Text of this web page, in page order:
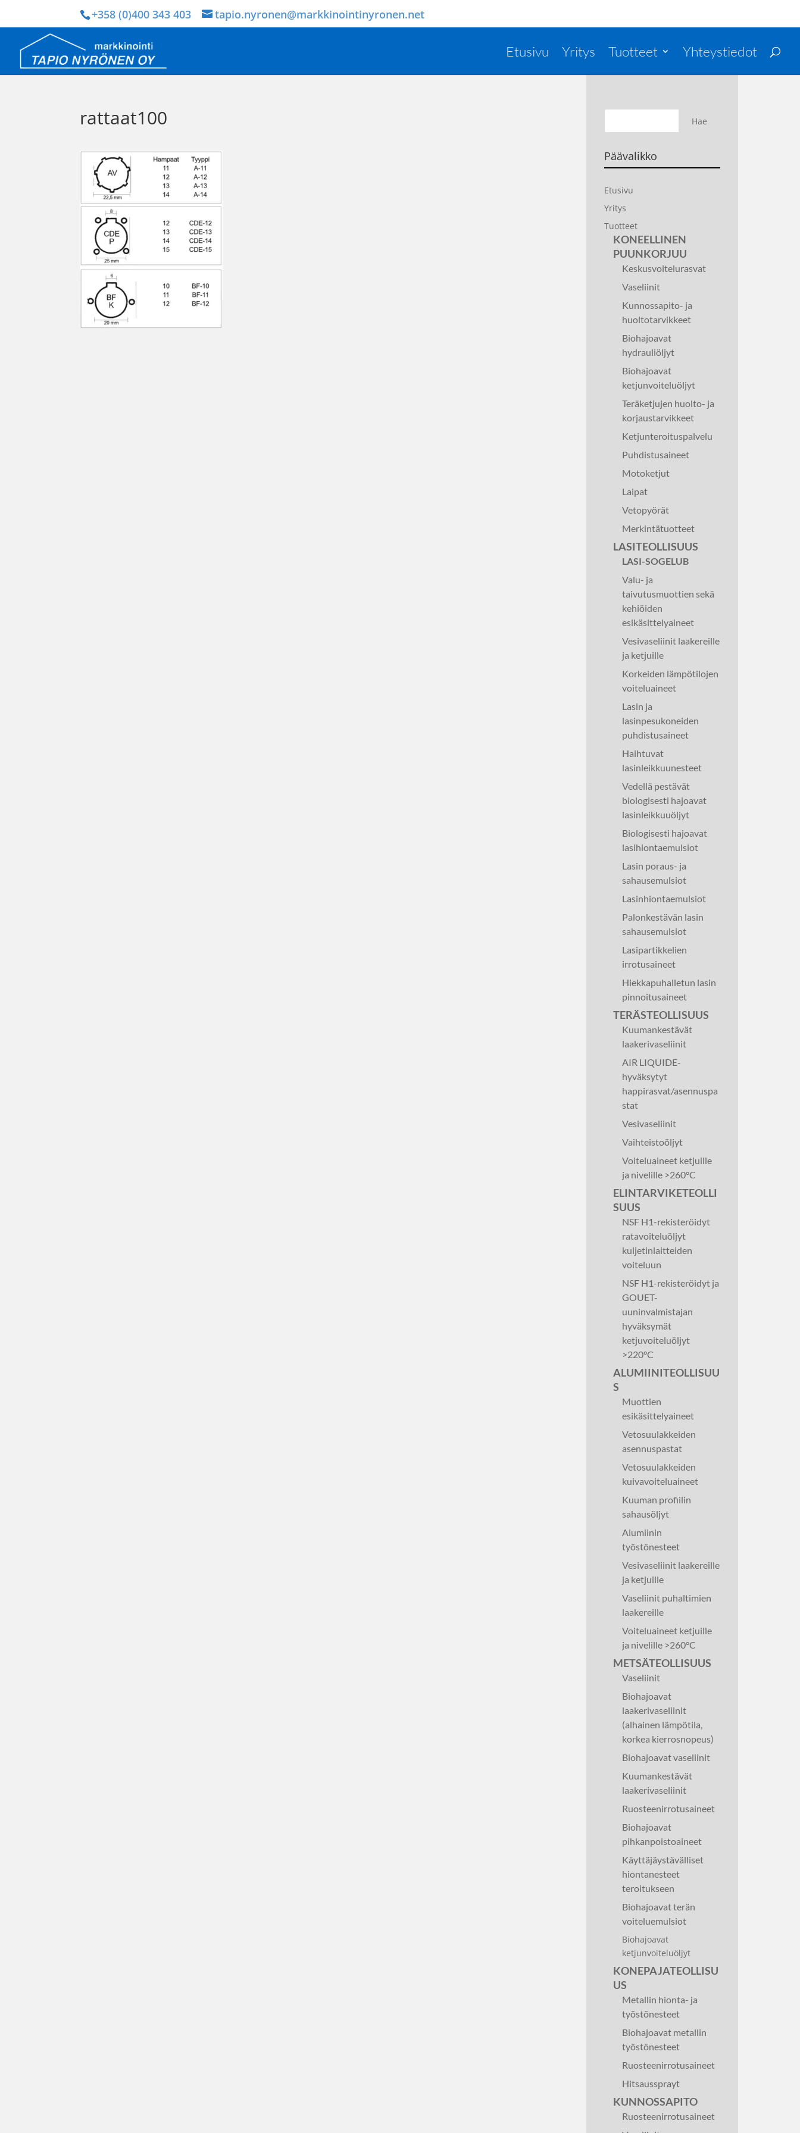
+358 (0)400 343 403 tapio.nyronen@markkinointinyronen.net
Etusivu Yritys Tuotteet Yhteystiedot
rattaat100
Päävalikko
Etusivu
Yritys
Tuotteet
KONEELLINEN
PUUNKORJUU
Keskusvoitelurasvat
Vaseliinit
Kunnossapito- ja
huoltotarvikkeet
Biohajoavat
hydrauliöljyt
Biohajoavat
ketjunvoiteluöljyt
Teräketjujen huolto- ja
korjaustarvikkeet
Ketjunteroituspalvelu
Puhdistusaineet
Motoketjut
Laipat
Vetopyörät
Merkintätuotteet
LASITEOLLISUUS
LASI-SOGELUB
Valu- ja
taivutusmuottien sekä
kehiöiden
esikäsittelyaineet
Vesivaseliinit laakereille
ja ketjuille
Korkeiden lämpötilojen
voiteluaineet
Lasin ja
lasinpesukoneiden
puhdistusaineet
Haihtuvat
lasinleikkuunesteet
Vedellä pestävät
biologisesti hajoavat
lasinleikkuuöljyt
Biologisesti hajoavat
lasihiontaemulsiot
Lasin poraus- ja
sahausemulsiot
Lasinhiontaemulsiot
Palonkestävän lasin
sahausemulsiot
Lasipartikkelien
irrotusaineet
Hiekkapuhalletun lasin
pinnoitusaineet
TERÄSTEOLLISUUS
Kuumankestävät
laakerivaseliinit
AIR LIQUIDE-
hyväksytyt
happirasvat/asennuspa
stat
Vesivaseliinit
Vaihteistoöljyt
Voiteluaineet ketjuille
ja nivelille >260°C
ELINTARVIKETEOLLI
SUUS
NSF H1-rekisteröidyt
ratavoiteluöljyt
kuljetinlaitteiden
voiteluun
NSF H1-rekisteröidyt ja
GOUET-
uuninvalmistajan
hyväksymät
ketjuvoiteluöljyt
>220°C
ALUMIINITEOLLISUU
S
Muottien
esikäsittelyaineet
Vetosuulakkeiden
asennuspastat
Vetosuulakkeiden
kuivavoiteluaineet
Kuuman profiilin
sahausöljyt
Alumiinin
työstönesteet
Vesivaseliinit laakereille
ja ketjuille
Vaseliinit puhaltimien
laakereille
Voiteluaineet ketjuille
ja nivelille >260°C
METSÄTEOLLISUUS
Vaseliinit
Biohajoavat
laakerivaseliinit
(alhainen lämpötila,
korkea kierrosnopeus)
Biohajoavat vaseliinit
Kuumankestävät
laakerivaseliinit
Ruosteenirrotusaineet
Biohajoavat
pihkanpoistoaineet
Käyttäjäystävälliset
hiontanesteet
teroitukseen
Biohajoavat terän
voiteluemulsiot
Biohajoavat
ketjunvoiteluöljyt
KONEPAJATEOLLISU
US
Metallin hionta- ja
työstönesteet
Biohajoavat metallin
työstönesteet
Ruosteenirrotusaineet
Hitsaussprayt
KUNNOSSAPITO
Ruosteenirrotusaineet